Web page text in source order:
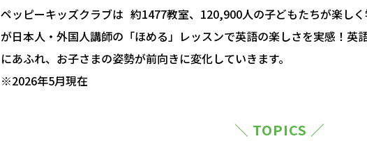
ペッピーキッズクラブは 約1477教室、120,900人の子どもたちが楽し
が日本人・外国人講師の「ほめる」レッスンで英語の楽しさを実感！英
にあふれ、お子さまの姿勢が前向きに変化していきます。
※2026年5月現在
＼ TOPICS ／